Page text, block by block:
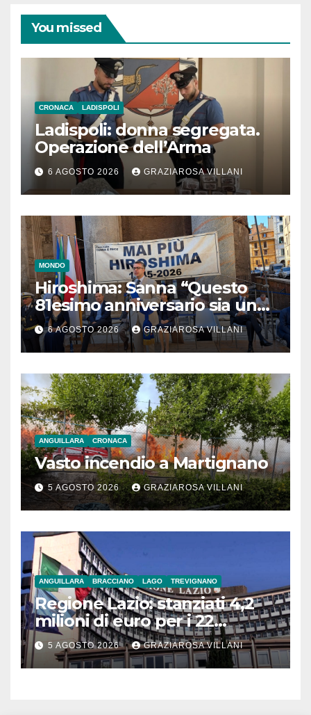
You missed
CRONACA LADISPOLI
Ladispoli: donna segregata.
Operazione dell’Arma
6 AGOSTO 2026 GRAZIAROSA VILLANI
MONDO
Hiroshima: Sanna “Questo
81esimo anniversario sia un
monito per tutti”
6 AGOSTO 2026 GRAZIAROSA VILLANI
ANGUILLARA CRONACA
Vasto incendio a Martignano
5 AGOSTO 2026 GRAZIAROSA VILLANI
ANGUILLARA BRACCIANO LAGO TREVIGNANO
Regione Lazio: stanziati 4,2
milioni di euro per i 22
Comuni dell’Etruria
Meridionale
5 AGOSTO 2026 GRAZIAROSA VILLANI